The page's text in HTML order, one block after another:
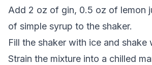
Add 2 oz of gin, 0.5 oz of lemon
of simple syrup to the shaker.
Fill the shaker with ice and shake
Strain the mixture into a chilled